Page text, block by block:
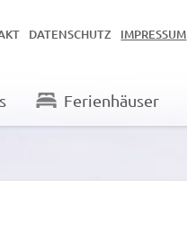
DATENSCHUTZ IMPRESSUM
Ferienhäuser